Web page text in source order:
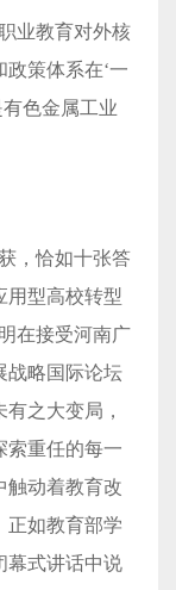
业教育对外核
策体系在‘一
色金属工业
，恰如十张答
用型高校转型
在接受河南广
战略国际论坛
之大变局，
索重任的每一
触动着教育改
正如教育部学
幕式讲话中说